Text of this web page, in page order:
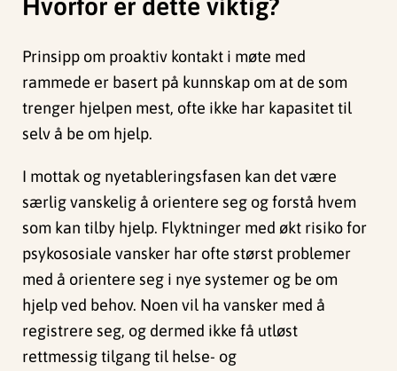
Hvorfor er dette viktig?
Prinsipp om proaktiv kontakt i møte med
rammede er basert på kunnskap om at de som
trenger hjelpen mest, ofte ikke har kapasitet til
selv å be om hjelp.
I mottak og nyetableringsfasen kan det være
særlig vanskelig å orientere seg og forstå hvem
som kan tilby hjelp. Flyktninger med økt risiko for
psykososiale vansker har ofte størst problemer
med å orientere seg i nye systemer og be om
hjelp ved behov. Noen vil ha vansker med å
registrere seg, og dermed ikke få utløst
rettmessig tilgang til helse- og